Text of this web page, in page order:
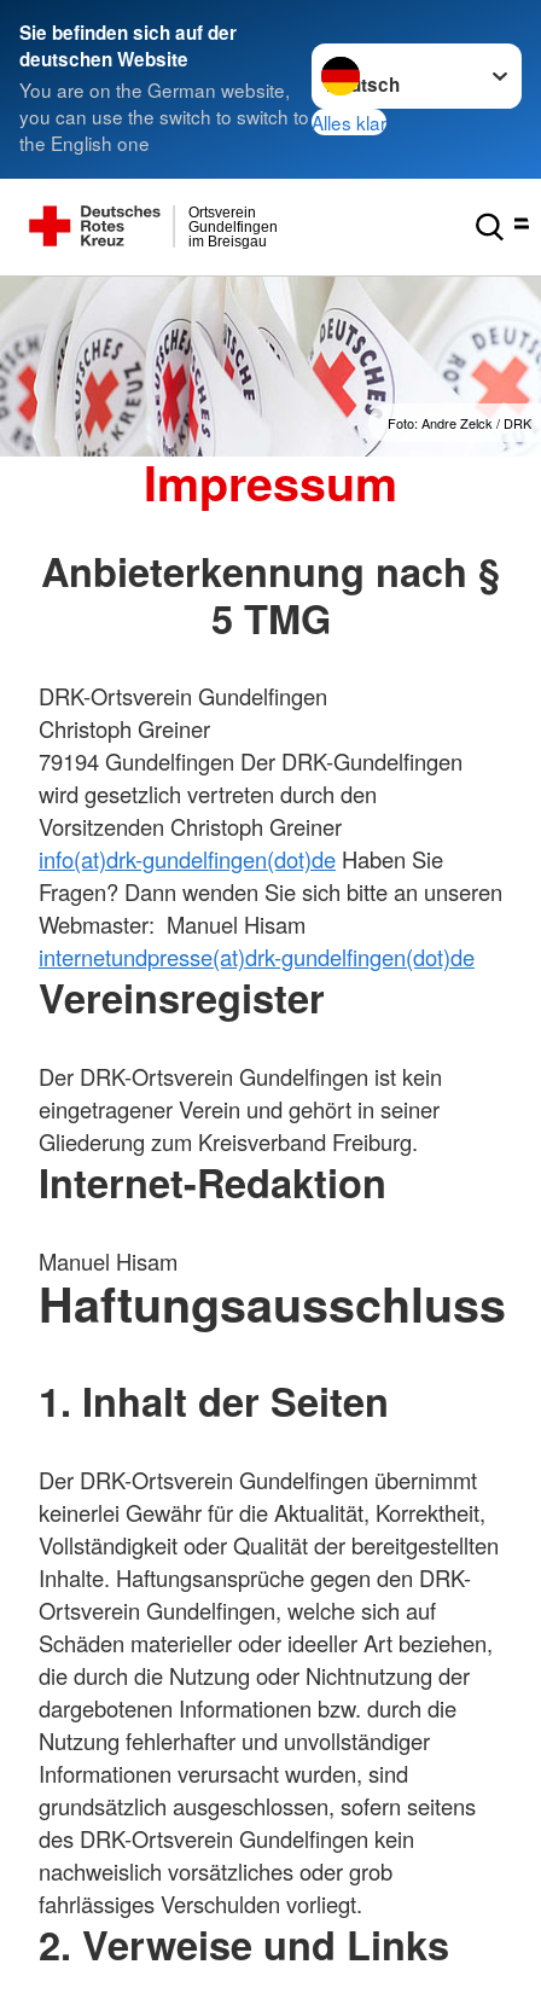
Sie befinden sich auf der
deutschen Website
You are on the German website,
you can use the switch to switch to
the English one
Sprache wechseln zu
Alles klar
im Breisgau
Gundelfingen
Ortsverein
Foto: Andre Zelck / DRK
Impressum
Anbieterkennung nach §
5 TMG
DRK-Ortsverein Gundelfingen
Christoph Greiner
79194 Gundelfingen Der DRK-Gundelfingen
wird gesetzlich vertreten durch den
Vorsitzenden Christoph Greiner
info(at)drk-gundelfingen(dot)de Haben Sie
Fragen? Dann wenden Sie sich bitte an unseren
Webmaster: Manuel Hisam
internetundpresse(at)drk-gundelfingen(dot)de
Vereinsregister
Der DRK-Ortsverein Gundelfingen ist kein
eingetragener Verein und gehört in seiner
Gliederung zum Kreisverband Freiburg.
Internet-Redaktion
Manuel Hisam
Haftungsausschluss
1. Inhalt der Seiten
Der DRK-Ortsverein Gundelfingen übernimmt
keinerlei Gewähr für die Aktualität, Korrektheit,
Vollständigkeit oder Qualität der bereitgestellten
Inhalte. Haftungsansprüche gegen den DRK-
Ortsverein Gundelfingen, welche sich auf
Schäden materieller oder ideeller Art beziehen,
die durch die Nutzung oder Nichtnutzung der
dargebotenen Informationen bzw. durch die
Nutzung fehlerhafter und unvollständiger
Informationen verursacht wurden, sind
grundsätzlich ausgeschlossen, sofern seitens
des DRK-Ortsverein Gundelfingen kein
nachweislich vorsätzliches oder grob
fahrlässiges Verschulden vorliegt.
2. Verweise und Links